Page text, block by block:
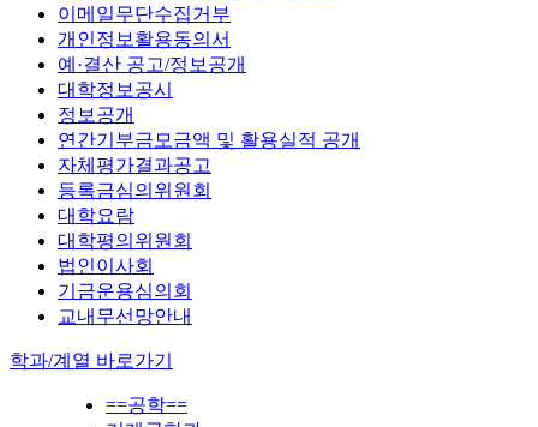
이메일무단수집거부
개인정보활용동의서
예·결산 공고/정보공개
대학정보공시
정보공개
연간기부금모금액 및 활용실적 공개
자체평가결과공고
등록금심의위원회
대학요람
대학평의위원회
법인이사회
기금운용심의회
교내무선망안내
학과/계열 바로가기
==공학==